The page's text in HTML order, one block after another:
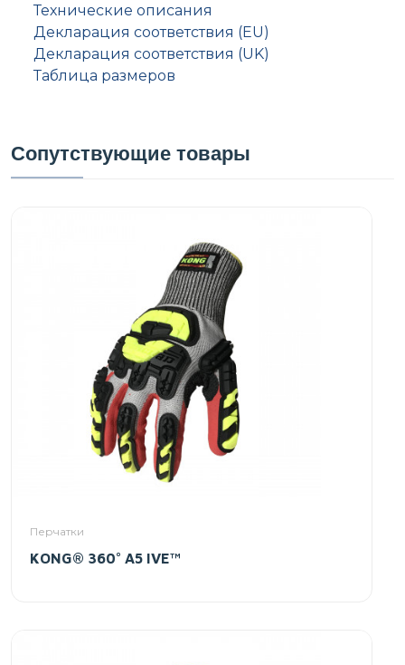
Технические описания
Декларация соответствия (EU)
Декларация соответствия (UK)
Таблица размеров
Сопутствующие товары
Перчатки
KONG® 360° A5 IVE™